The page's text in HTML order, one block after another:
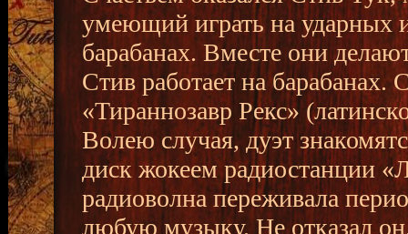
умеющий играть на ударных
барабанах. Вместе они
Стив работает на
«Тираннозавр Рекс»
Волею случая, дуэт
диск жокеем радиостанции
радиоволна переживала
любую музыку. Не отказал